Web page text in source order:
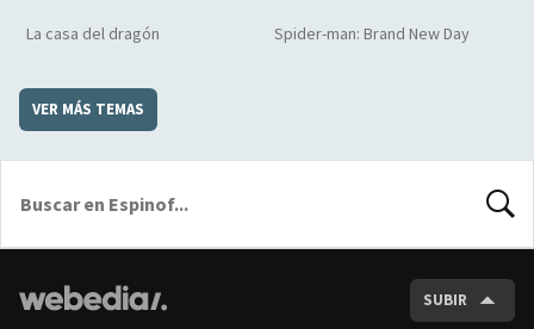
La casa del dragón Spider-man: Brand New Day
VER MÁS TEMAS
SUBIR